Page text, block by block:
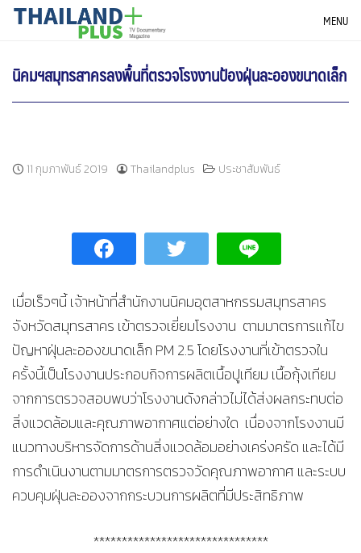
SkipTHAILANDPLUS NEWS MENU
นิคมฯสมุทรสาครลงพื้นที่ตรวจโรงงานป้องฝุ่นละอองขนาดเล็ก
11 กุมภาพันธ์ 2019 Thailandplus ประชาสัมพันธ์
เมื่อเร็วๆนี้ เจ้าหน้าที่สำนักงานนิคมอุตสาหกรรมสมุทรสาคร
จังหวัดสมุทรสาคร เข้าตรวจเยี่ยมโรงงาน ตามมาตรการแก้ไข
ปัญหาฝุ่นละอองขนาดเล็ก PM 2.5 โดยโรงงานที่เข้าตรวจใน
ครั้งนี้เป็นโรงงานประกอบกิจการผลิตเนื้อปูเทียม เนื้อกุ้งเทียม
จากการตรวจสอบพบว่าโรงงานดังกล่าวไม่ได้ส่งผลกระทบต่อ
สิ่งแวดล้อมและคุณภาพอากาศแต่อย่างใด เนื่องจากโรงงานมี
แนวทางบริหารจัดการด้านสิ่งแวดล้อมอย่างเคร่งครัด และได้มี
การดำเนินงานตามมาตรการตรวจวัดคุณภาพอากาศ และระบบ
ควบคุมฝุ่นละอองจากกระบวนการผลิตที่มีประสิทธิภาพ
*******************************